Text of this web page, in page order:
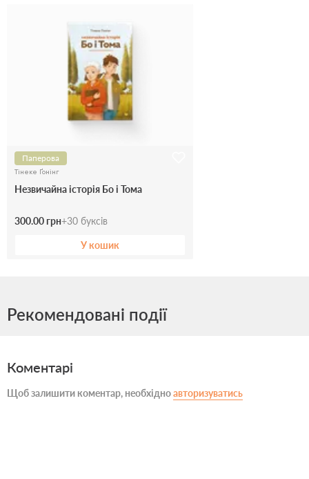
Паперова
Тінеке Ґонінг
Незвичайна історія Бо і Тома
300.00 грн+30 буксів
У кошик
Рекомендовані події
Коментарі
Щоб залишити коментар, необхідноавторизуватись